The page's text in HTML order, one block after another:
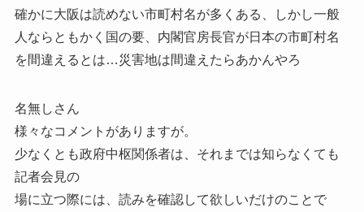
確かに大阪は読めない市町村名が多くある、しかし一般
人ならともかく国の要、内閣官房長官が日本の市町村名
を間違えるとは…災害地は間違えたらあかんやろ
名無しさん
様々なコメントがありますが。
少なくとも政府中枢関係者は、それまでは知らなくても
記者会見の
場に立つ際には、読みを確認して欲しいだけのことで